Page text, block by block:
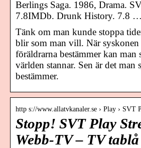
Berlings Saga. 1986, Drama.
7.8IMDb. Drunk History. 7.8 …
Tänk om man kunde stoppa
blir som man vill. När syskonen
föräldrarna bestämmer kan man
världen stannar. Sen är det man
bestämmer.
http s://www.allatvkanaler.se › Play › SVT
Stopp! SVT Play
Webb-TV – TV tablå